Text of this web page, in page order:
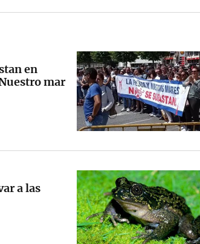
en
mar
a las